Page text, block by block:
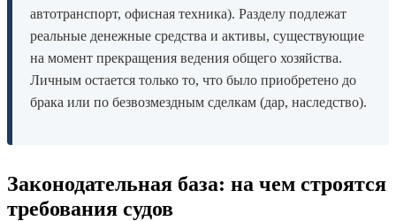
автотранспорт, офисная техника). Разделу подлежат
реальные денежные средства и активы, существующие
на момент прекращения ведения общего хозяйства.
Личным остается только то, что было приобретено до
брака или по безвозмездным сделкам (дар, наследство).
Законодательная база: на чем строятся
требования судов